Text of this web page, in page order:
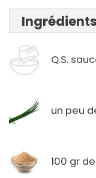
Q.S.
un peu
100 gr